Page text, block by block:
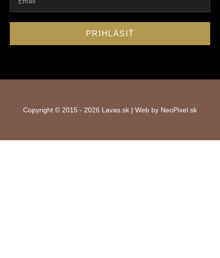
PRIHLÁSIŤ
Copyright © 2015 - 2026 Lavas.sk | Web by NeoPixel.sk